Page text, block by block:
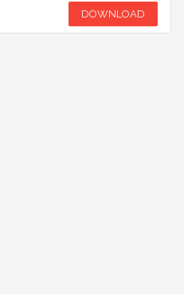
DOWNLOAD